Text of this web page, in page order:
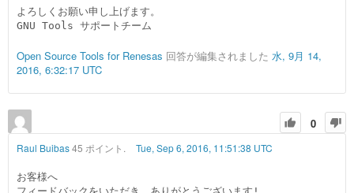
よろしくお願い申し上げます。
GNU Tools サポートチーム
Open Source Tools for Renesas 回答が編集されました 水, 9月 14,
2016, 6:32:17 UTC
0
Raul Buibas45 ポイント. Tue, Sep 6, 2016, 11:51:38 UTC
お客様へ